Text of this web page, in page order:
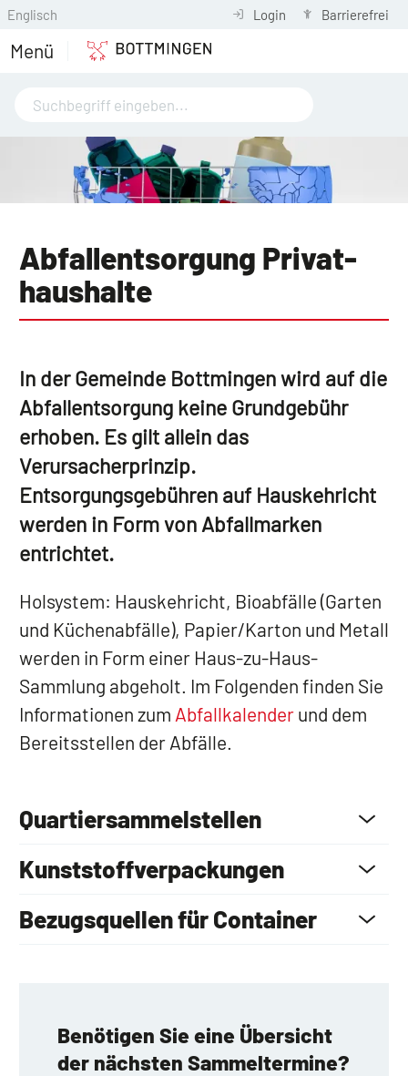
Englisch Login Barrierefrei
Menü
Abfall­entsorgung Privat­
haushalte
In der Gemeinde Bottmingen wird auf die
Abfallentsorgung keine Grundgebühr
erhoben. Es gilt allein das
Verursacherprinzip.
Entsorgungsgebühren auf Hauskehricht
werden in Form von Abfallmarken
entrichtet.
Holsystem: Hauskehricht, Bioabfälle (Garten
und Küchenabfälle), Papier/Karton und Metall
werden in Form einer Haus-zu-Haus-
Sammlung abgeholt. Im Folgenden finden Sie
Informationen zum Abfallkalender und dem
Bereitsstellen der Abfälle.
Quartiersammelstellen
Kunststoffverpackungen
Bezugsquellen für Container
Benötigen Sie eine Übersicht
der nächsten Sammeltermine?